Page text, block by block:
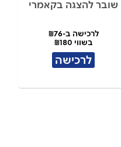
שובר להצגה בקאמרי
לרכישה ב-₪76
בשווי ₪180
לרכישה